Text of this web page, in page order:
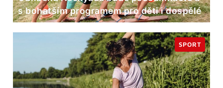
s bohatším programem pro děti i dospělé
SPORT